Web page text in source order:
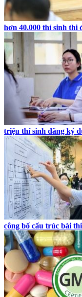
hơn 40.000 thí sinh thi
triệu thí sinh đăng ký
công bố cấu trúc bài